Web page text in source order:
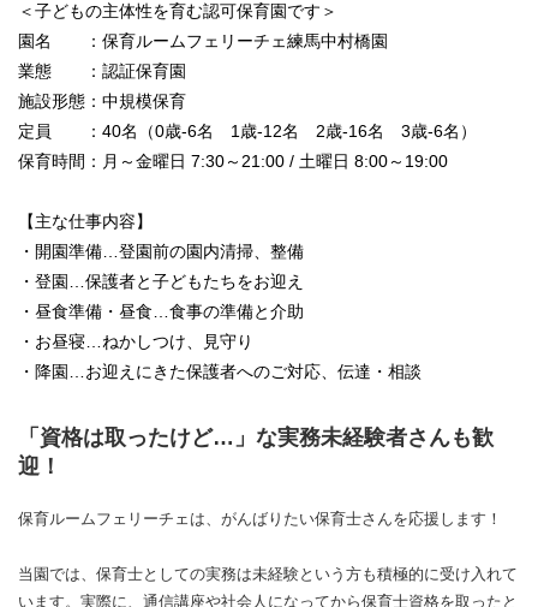
＜子どもの主体性を育む認可保育園です＞
園名 ：保育ルームフェリーチェ練馬中村橋園
業態 ：認証保育園
施設形態：中規模保育
定員 ：40名（0歳-6名 1歳-12名 2歳-16名 3歳-6名）
保育時間：月～金曜日 7:30～21:00 / 土曜日 8:00～19:00
【主な仕事内容】
・開園準備…登園前の園内清掃、整備
・登園…保護者と子どもたちをお迎え
・昼食準備・昼食…食事の準備と介助
・お昼寝…ねかしつけ、見守り
・降園…お迎えにきた保護者へのご対応、伝達・相談
「資格は取ったけど…」な実務未経験者さんも歓
迎！
保育ルームフェリーチェは、がんばりたい保育士さんを応援します！
当園では、保育士としての実務は未経験という方も積極的に受け入れて
います。実際に、通信講座や社会人になってから保育士資格を取ったと